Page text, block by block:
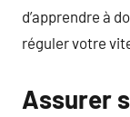
d’apprendre à
réguler votre
Assurer